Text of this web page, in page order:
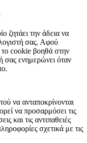
ζητάει την άδεια να
σας. Αφού
το cookie βοηθά στην
σας ενημερώνει όταν
να ανταποκρίνονται
να προσαρμόσει τις
και τις αντιπαθειές
σχετικά με τις